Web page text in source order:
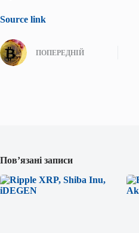
Source link
ПОПЕРЕДНІЙ
Пов’язані записи